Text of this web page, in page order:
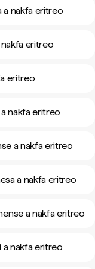
a nakfa eritreo
eritreo
eritreo
nakfa eritreo
a nakfa eritreo
a nakfa eritreo
a nakfa eritreo
a nakfa eritreo